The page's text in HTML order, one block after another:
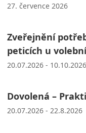
27. července 2026
Zveřejnění
peticích u
20.07.2026 - 10.10.2026
Dovolená –
20.07.2026 - 22.8.2026